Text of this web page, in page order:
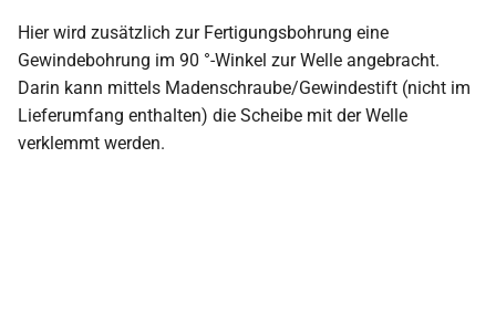
Hier wird zusätzlich zur Fertigungsbohrung eine
Gewindebohrung im 90 °-Winkel zur Welle angebracht.
Darin kann mittels Madenschraube/Gewindestift (nicht im
Lieferumfang enthalten) die Scheibe mit der Welle
verklemmt werden.